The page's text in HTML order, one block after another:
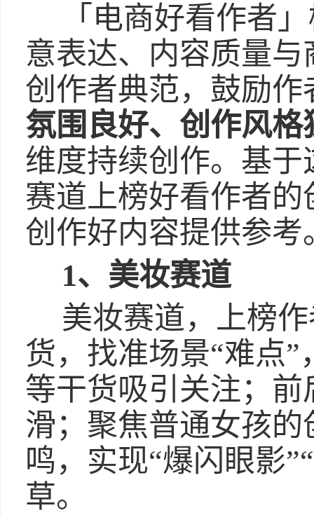
「电商好看作者
意表达、内容质量
创作者典范，鼓励作
氛围良好、创作风
维度持续创作。基
赛道上榜好看作者
创作好内容提供参考
1、美妆赛道
美妆赛道，上榜
货，找准场景“难点
等干货吸引关注；
滑；聚焦普通女孩
鸣，实现“爆闪眼影
草。